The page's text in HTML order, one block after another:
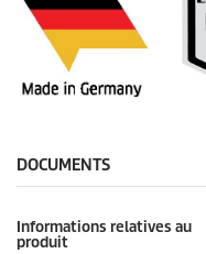
DOCUMENTS
Informations relatives au
produit